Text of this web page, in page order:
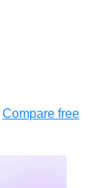
Compare free